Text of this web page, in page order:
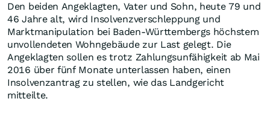
Den beiden Angeklagten, Vater und Sohn, heute 79 und
46 Jahre alt, wird Insolvenzverschleppung und
Marktmanipulation bei Baden-Württembergs höchstem
unvollendeten Wohngebäude zur Last gelegt. Die
Angeklagten sollen es trotz Zahlungsunfähigkeit ab Mai
2016 über fünf Monate unterlassen haben, einen
Insolvenzantrag zu stellen, wie das Landgericht
mitteilte.